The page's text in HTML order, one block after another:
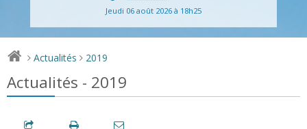
Jeudi 06 août 2026 à 18h25
> Actualités > 2019
Actualités - 2019